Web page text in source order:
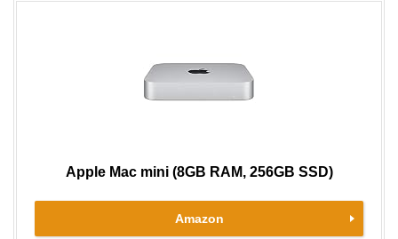
Apple Mac mini (8GB RAM, 256GB SSD)
Amazon